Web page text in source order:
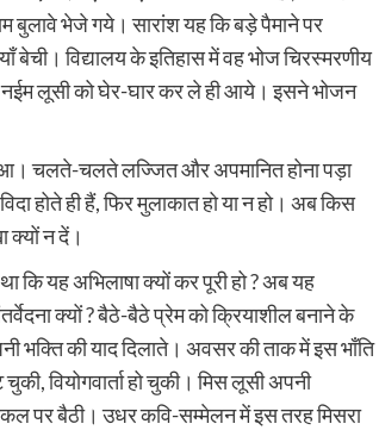
बुलावे भेजे गये। सारांश यह कि बड़े पैमाने पर
बेची। विद्यालय के इतिहास में वह भोज चिरस्मरणीय
नईम लूसी को घेर-घार कर ले ही आये। इसने भोजन
चलते-चलते लज्जित और अपमानित होना पड़ा
होते ही हैं, फिर मुलाकात हो या न हो। अब किस
क्यों न दें।
यह अभिलाषा क्यों कर पूरी हो ? अब यह
क्यों ? बैठे-बैठे प्रेम को क्रियाशील बनाने के
भक्ति की याद दिलाते। अवसर की ताक में इस भाँति
वियोगवार्ता हो चुकी। मिस लूसी अपनी
पर बैठी। उधर कवि-सम्मेलन में इस तरह मिसरा